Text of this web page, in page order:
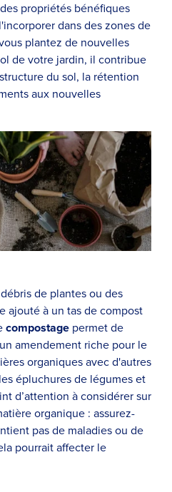
propriétés bénéfiques
dans des zones de
plantez de nouvelles
de votre jardin, il contribue
du sol, la rétention
aux nouvelles
de plantes ou des
ajouté à un tas de compost
compostage permet de
amendement riche pour le
organiques avec d'autres
épluchures de légumes et
d’attention à considérer sur
organique : assurez-
pas de maladies ou de
pourrait affecter le